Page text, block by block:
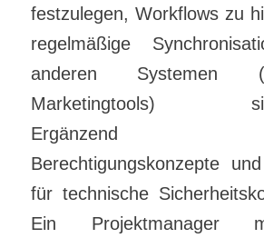
festzulegen, Workflows zu
regelmäßige
anderen Systemen
Marketingtools)
Ergänzend
Berechtigungskonzepte
für technische
Ein Projektmanager